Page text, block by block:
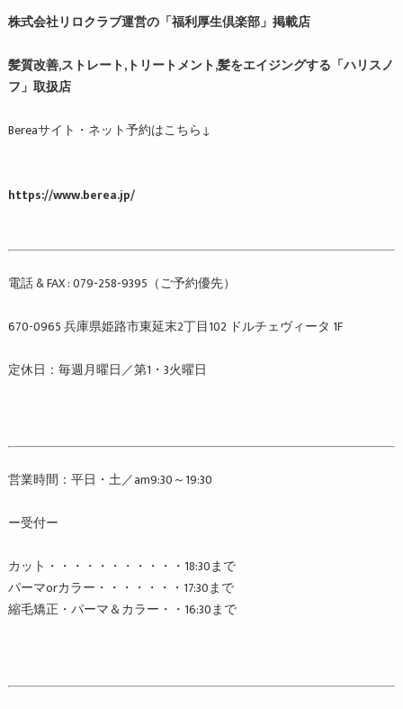
株式会社リロクラブ運営の「福利厚生倶楽部」掲載店
髪質改善,ストレート,トリートメント,髪をエイジングする「ハリスノ
フ」取扱店
Bereaサイト・ネット予約はこちら↓
https://www.berea.jp/
電話& FAX : 079-258-9395 （ご予約優先）
670-0965兵庫県姫路市東延末2丁目102 ドルチェヴィータ 1F
定休日：毎週月曜日／第1 ・ 3火曜日
営業時間：平日・土／am9:30～19:30
ー受付ー
カット・・・・・・・・・・・ 18:30まで
パーマorカラー・・・・・・・ 17:30まで
縮毛矯正・パーマ＆カラー・・ 16:30まで